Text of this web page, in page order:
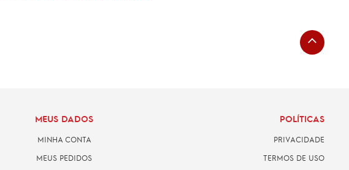
MEUS DADOS
MINHA CONTA
MEUS PEDIDOS
POLÍTICAS
PRIVACIDADE
TERMOS DE USO